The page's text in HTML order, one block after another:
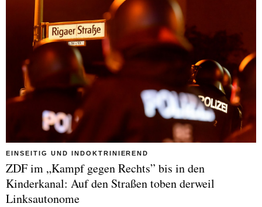
EINSEITIG UND INDOKTRINIEREND
ZDF im „Kampf gegen Rechts” bis in den
Kinderkanal: Auf den Straßen toben derweil
Linksautonome